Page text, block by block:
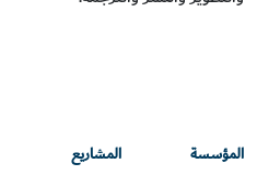
المؤسسة المشاريع